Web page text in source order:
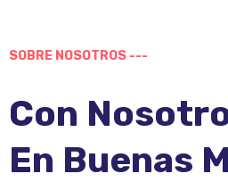
SOBRE NOSOTROS ---
Con
En Buenas